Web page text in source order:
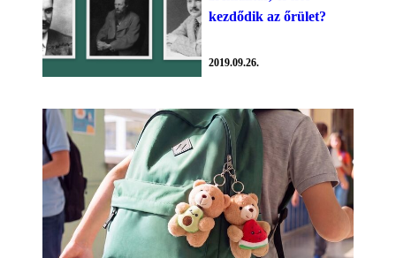
kezdődik az őrület?
2019.09.26.